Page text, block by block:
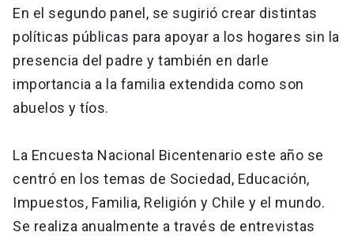
En el segundo panel, se sugirió crear distintas
políticas públicas para apoyar a los hogares sin la
presencia del padre y también en darle
importancia a la familia extendida como son
abuelos y tíos.
La Encuesta Nacional Bicentenario este año se
centró en los temas de Sociedad, Educación,
Impuestos, Familia, Religión y Chile y el mundo.
Se realiza anualmente a través de entrevistas